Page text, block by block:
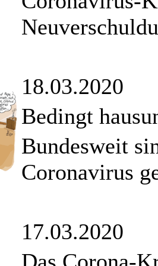
18.03.2020
Bedingt
Bundesweit
Coronavirus
17.03.2020